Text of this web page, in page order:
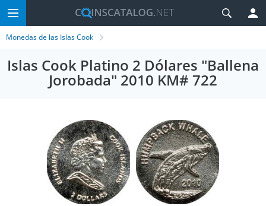
Monedas de las Islas Cook
Islas Cook Platino 2 Dólares "Ballena
Jorobada" 2010 KM# 722